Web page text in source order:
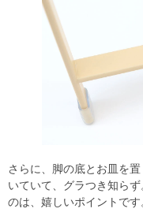
さらに、脚の底とお皿を
いていて、グラつき知ら
のは、嬉しいポイントです